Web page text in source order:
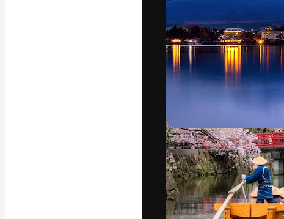
Português
Copyright © 2010-